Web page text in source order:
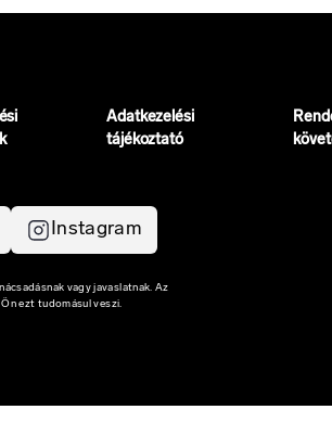
Adatkezelési
tájékoztató
Instagram
vagy javaslatnak. Az
ezt tudomásul veszi.